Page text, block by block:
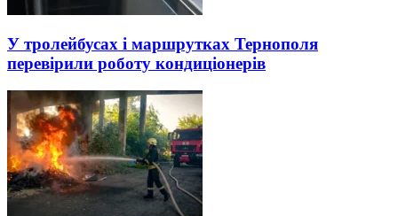
У тролейбусах і маршрутках Тернополя
перевірили роботу кондиціонерів